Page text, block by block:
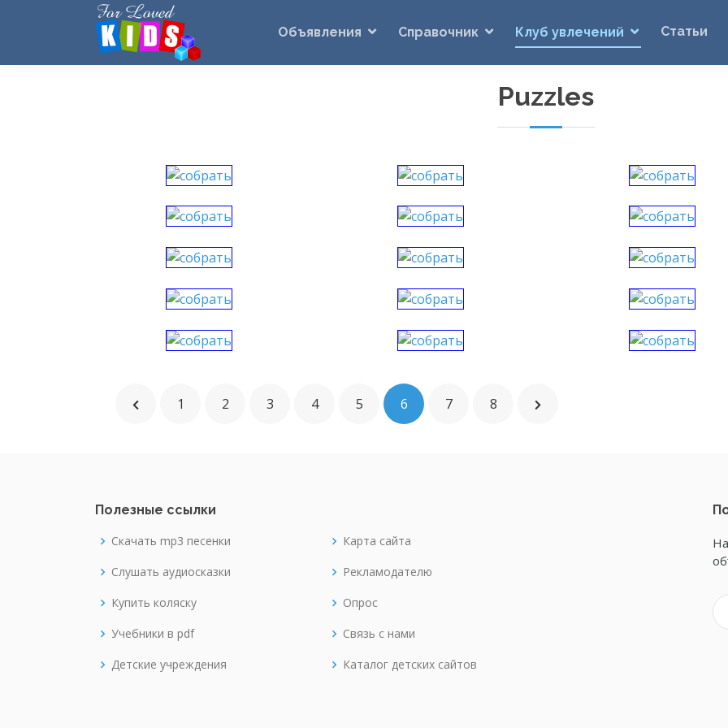
Объявления Справочник Клуб увлечений Статьи
Puzzles
1 2 3 4 5 6 7 8
Полезные ссылки
Скачать mp3 песенки
Слушать аудиосказки
Купить коляску
Учебники в pdf
Детские учреждения
Карта сайта
Рекламодателю
Опрос
Связь с нами
Каталог детских сайтов